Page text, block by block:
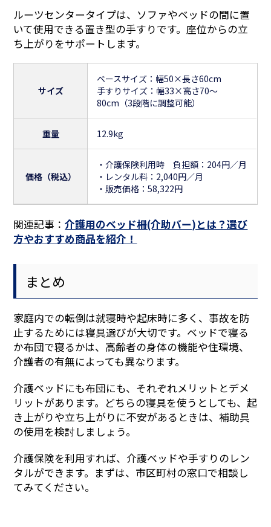
ルーツセンタータイプは、ソファやベッドの間に置
いて使用できる置き型の手すりです。座位からの立
ち上がりをサポートします。
サイズ
ベースサイズ：幅50×長さ60cm
手すりサイズ：幅33×高さ70～
80cm（3段階に調整可能）
重量 12.9kg
価格（税込）
・介護保険利用時 負担額：204円／月
・レンタル料：2,040円／月
・販売価格：58,322円
関連記事：介護用のベッド柵(介助バー)とは？選び
方やおすすめ商品を紹介！
まとめ
家庭内での転倒は就寝時や起床時に多く、事故を防
止するためには寝具選びが大切です。ベッドで寝る
か布団で寝るかは、高齢者の身体の機能や住環境、
介護者の有無によっても異なります。
介護ベッドにも布団にも、それぞれメリットとデメ
リットがあります。どちらの寝具を使うとしても、起
き上がりや立ち上がりに不安があるときは、補助具
の使用を検討しましょう。
介護保険を利用すれば、介護ベッドや手すりのレン
タルができます。まずは、市区町村の窓口で相談し
てみてください。